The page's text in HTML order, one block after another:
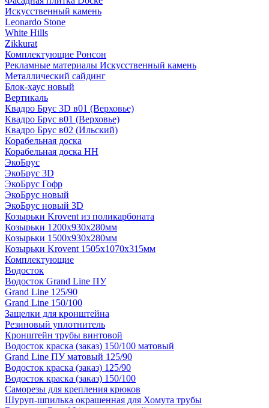
Искусственный камень
Leonardo Stone
White Hills
Zikkurat
Комплектующие Ронсон
Рекламные материалы Искусственный камень
Металлический сайдинг
Блок-хаус новый
Вертикаль
Квадро Брус 3D в01 (Верховье)
Квадро Брус в01 (Верховье)
Квадро Брус в02 (Ильский)
Корабельная доска
Корабельная доска НН
ЭкоБрус
ЭкоБрус 3D
ЭкоБрус Гофр
ЭкоБрус новый
ЭкоБрус новый 3D
Козырьки Krovent из поликарбоната
Козырьки 1200х930х280мм
Козырьки 1500х930х280мм
Козырьки Krovent 1505х1070х315мм
Комплектующие
Водосток
Водосток Grand Line ПУ
Grand Line 125/90
Grand Line 150/100
Защелки для кронштейна
Резиновый уплотнитель
Кронштейн трубы винтовой
Водосток краска (заказ) 150/100 матовый
Grand Line ПУ матовый 125/90
Водосток краска (заказ) 125/90
Водосток краска (заказ) 150/100
Саморезы для крепления крюков
Шуруп-шпилька окрашенная для Хомута трубы